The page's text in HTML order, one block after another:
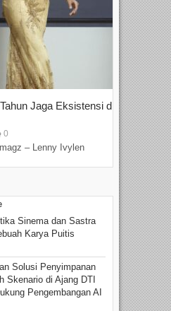
Jaga Eksistensi di
0
– Lenny Ivylen
Sinema dan Sastra
Karya Puitis
Solusi Penyimpanan
Skenario di Ajang DTI
Pengembangan AI